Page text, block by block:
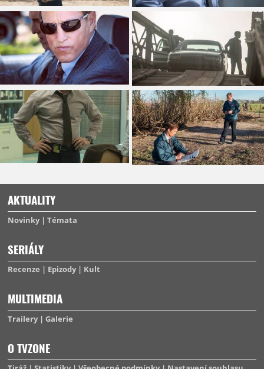
AKTUALITY
Novinky Témata
SERIÁLY
Recenze Epizody Kult
MULTIMEDIA
Trailery Galerie
O TVZONE